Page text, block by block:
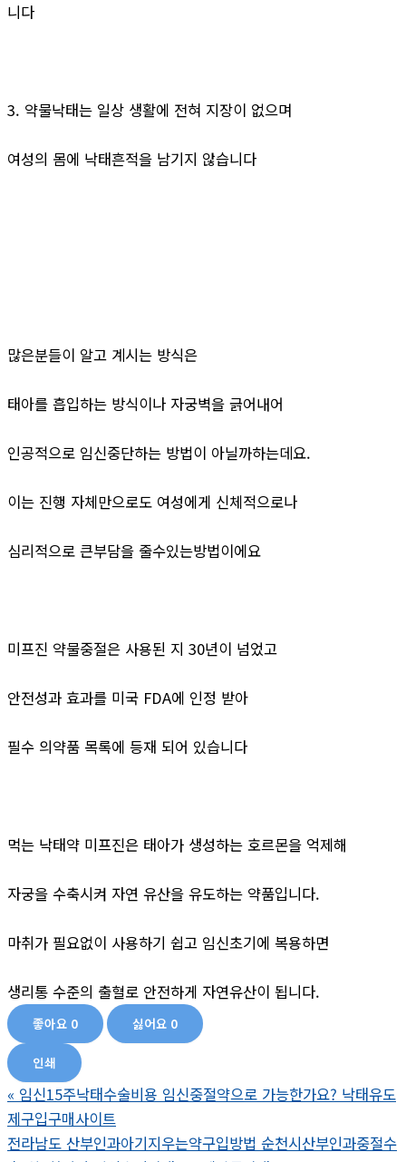
니다
3. 약물낙태는 일상 생활에 전혀 지장이 없으며
여성의 몸에 낙태흔적을 남기지 않습니다
많은분들이 알고 계시는 방식은
태아를 흡입하는 방식이나 자궁벽을 긁어내어
인공적으로 임신중단하는 방법이 아닐까하는데요.
이는 진행 자체만으로도 여성에게 신체적으로나
심리적으로 큰부담을 줄수있는방법이에요
미프진 약물중절은 사용된 지 30년이 넘었고
안전성과 효과를 미국 FDA에 인정 받아
필수 의약품 목록에 등재 되어 있습니다
먹는 낙태약 미프진은 태아가 생성하는 호르몬을 억제해
자궁을 수축시켜 자연 유산을 유도하는 약품입니다.
마취가 필요없이 사용하기 쉽고 임신초기에 복용하면
생리통 수준의 출혈로 안전하게 자연유산이 됩니다.
좋아요 0 싫어요 0
인쇄
« 임신15주낙태수술비용 임신중절약으로 가능한가요? 낙태유도
제구입구매사이트
전라남도 산부인과아기지우는약구입방법 순천시산부인과중절수